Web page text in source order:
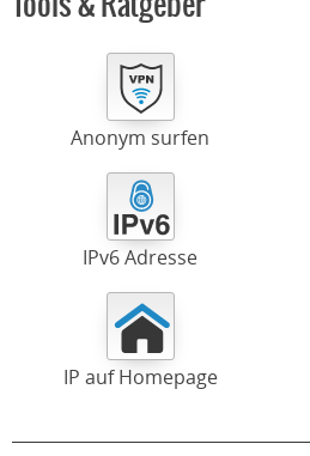
Anonym surfen
IPv6 Adresse
IP auf Homepage